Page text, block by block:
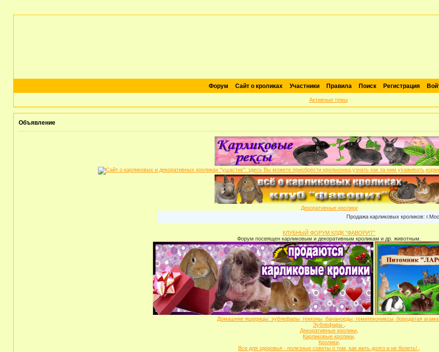
Форум Сайт о кроликах Участники Правила Поиск Регистрация
Активные темы
Объявление
Декоративные кролики
Продажа карликовых кроликов: г.Москва ,
КЛУБНЫЙ ФОРУМ КЛДК "ФАВОРИТ"
Форум посвящен карликовым и декоративным кроликам и др. животным.
Домашние ящерицы: эублефары, гекконы, бананоеды, гемитекониксы, бородатая
Эублефары
Декоративные кролики
Карликовые кролики
Кролики.
Все для здоровья - полезные советы о том, как жить долго и не болеть!